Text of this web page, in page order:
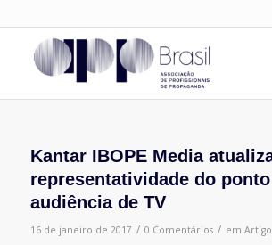
Kantar IBOPE Media
representatividade do
audiência de TV
16 de janeiro de 2017 / 0 Comentários / em